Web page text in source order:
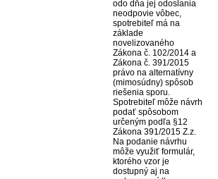
odo dňa jej odoslania
neodpovie vôbec,
spotrebiteľ má na
základe
novelizovaného
Zákona č. 102/2014 a
Zákona č. 391/2015
právo na alternatívny
(mimosúdny) spôsob
riešenia sporu.
Spotrebiteľ môže návrh
podať spôsobom
určeným podľa §12
Zákona 391/2015 Z.z.
Na podanie návrhu
môže využiť formulár,
ktorého vzor je
dostupný aj na